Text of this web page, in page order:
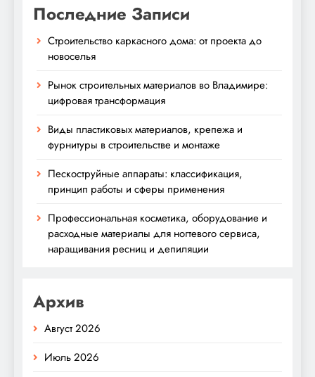
Последние Записи
Строительство каркасного дома: от проекта до
новоселья
Рынок строительных материалов во Владимире:
цифровая трансформация
Виды пластиковых материалов, крепежа и
фурнитуры в строительстве и монтаже
Пескоструйные аппараты: классификация,
принцип работы и сферы применения
Профессиональная косметика, оборудование и
расходные материалы для ногтевого сервиса,
наращивания ресниц и депиляции
Архив
Август 2026
Июль 2026